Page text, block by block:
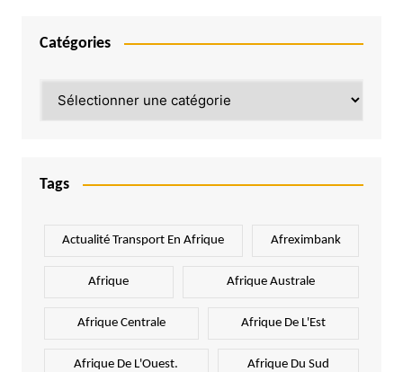
Catégories
Tags
Actualité Transport En Afrique Afreximbank
Afrique Afrique Australe
Afrique Centrale Afrique De L'Est
Afrique De L'Ouest. Afrique Du Sud